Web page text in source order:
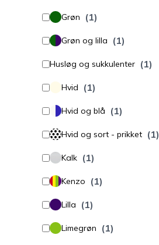
Grøn (1)
Grøn og lilla (1)
Husløg og sukkulenter (1)
Hvid (1)
Hvid og blå (1)
Hvid og sort - prikket (1)
Kalk (1)
Kenzo (1)
Lilla (1)
Limegrøn (1)